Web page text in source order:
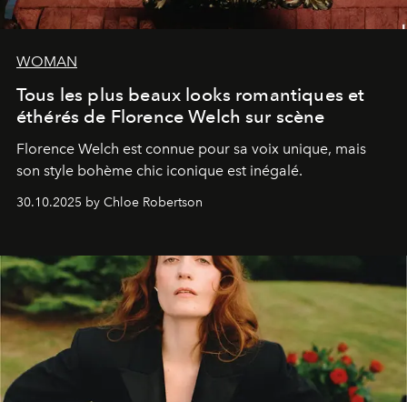
WOMAN
Tous les plus beaux looks romantiques et
éthérés de Florence Welch sur scène
Florence Welch est connue pour sa voix unique, mais
son style bohème chic iconique est inégalé.
30.10.2025 by Chloe Robertson